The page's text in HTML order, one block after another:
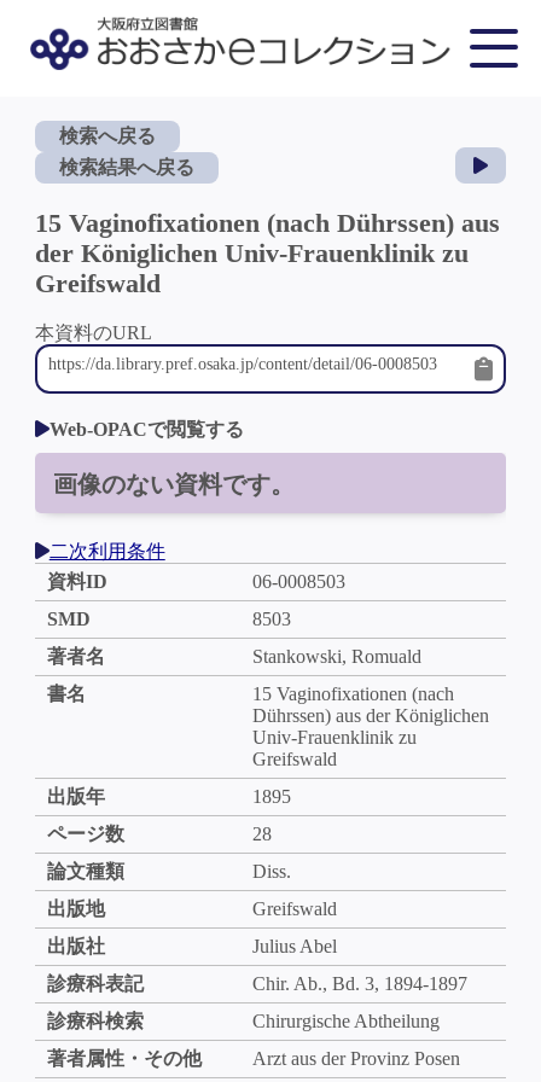
検索へ戻る
検索結果へ戻る
15 Vaginofixationen (nach Dührssen) aus
der Königlichen Univ-Frauenklinik zu
Greifswald
本資料のURL
Web-OPACで閲覧する
画像のない資料です。
二次利用条件
資料ID
06-0008503
SMD
8503
著者名
Stankowski, Romuald
書名
15 Vaginofixationen (nach
Dührssen) aus der Königlichen
Univ-Frauenklinik zu
Greifswald
出版年
1895
ページ数
28
論文種類
Diss.
出版地
Greifswald
出版社
Julius Abel
診療科表記
Chir. Ab., Bd. 3, 1894-1897
診療科検索
Chirurgische Abtheilung
著者属性・その他
Arzt aus der Provinz Posen